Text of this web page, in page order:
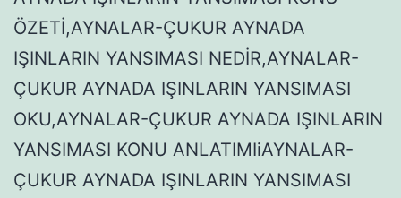
ÖZETİ,AYNALAR-ÇUKUR AYNADA
IŞINLARIN YANSIMASI NEDİR,AYNALAR-
ÇUKUR AYNADA IŞINLARIN YANSIMASI
OKU,AYNALAR-ÇUKUR AYNADA IŞINLARIN
YANSIMASI KONU ANLATIMIiAYNALAR-
ÇUKUR AYNADA IŞINLARIN YANSIMASI